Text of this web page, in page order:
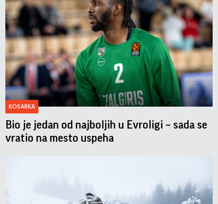
KOSARKA
Bio je jedan od najboljih u Evroligi – sada se
vratio na mesto uspeha